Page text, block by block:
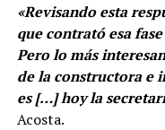
«Revisando esta
que contrató esa
Pero lo más
de la constructora e
es[…]hoy la
Acosta.